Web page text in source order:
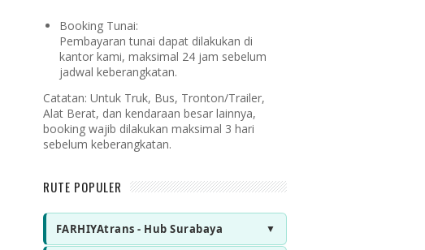
Booking Tunai:
Pembayaran tunai dapat dilakukan di
kantor kami, maksimal 24 jam sebelum
jadwal keberangkatan.
Catatan: Untuk Truk, Bus, Tronton/Trailer,
Alat Berat, dan kendaraan besar lainnya,
booking wajib dilakukan maksimal 3 hari
sebelum keberangkatan.
RUTE POPULER
FARHIYAtrans - Hub Surabaya